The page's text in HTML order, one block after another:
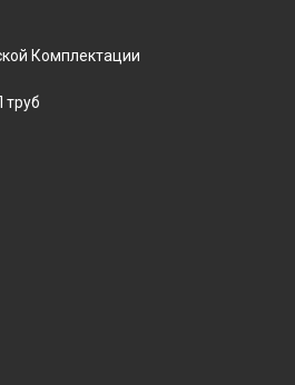
Комплектации